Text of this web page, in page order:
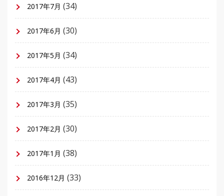
2017年7月 (34)
2017年6月 (30)
2017年5月 (34)
2017年4月 (43)
2017年3月 (35)
2017年2月 (30)
2017年1月 (38)
2016年12月 (33)